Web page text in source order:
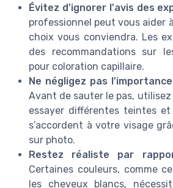
Évitez d'ignorer l'avis des
professionnel peut vous aider
choix vous conviendra. Les
des recommandations sur
pour coloration capillaire.
Ne négligez pas
Avant de sauter le pas,
essayer différentes teintes
s’accordent à votre visage
sur photo.
Restez réaliste par
Certaines couleurs, comme
les cheveux blancs,